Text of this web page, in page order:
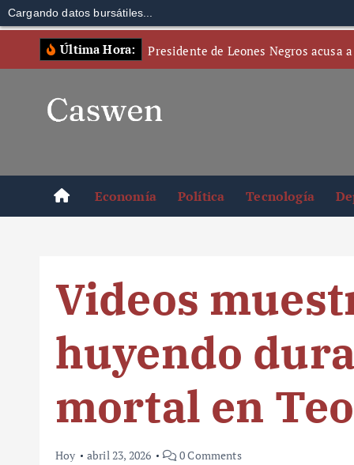
Cargando datos bursátiles...
Última Hora: Presidente de Leones Negros acusa
Economía Política Tecnología
Videos
huyendo
mortal en
Hoy abril 23, 2026 0 Comments